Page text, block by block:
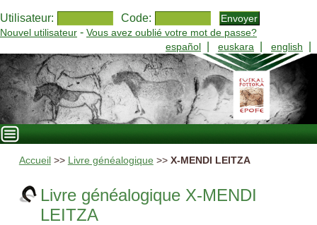
Utilisateur: Code:
Nouvel utilisateur - Vous avez oublié votre mot de passe?
español
euskara english
Accueil >> Livre généalogique >> X-MENDI LEITZA
Livre généalogique X-MENDI
LEITZA